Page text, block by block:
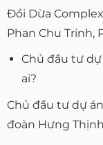
Đồi Dừa
Phan Chu Trinh,
Chủ đầu tư
ai?
Chủ đầu tư dự
đoàn Hưng